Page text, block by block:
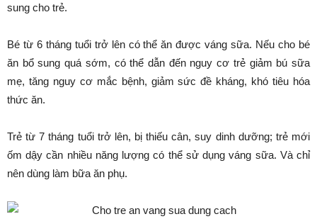
sung cho trẻ.
Bé từ 6 tháng tuổi trở lên có thể ăn được váng sữa. Nếu cho bé
ăn bổ sung quá sớm, có thể dẫn đến nguy cơ trẻ giảm bú sữa
mẹ, tăng nguy cơ mắc bệnh, giảm sức đề kháng, khó tiêu hóa
thức ăn.
Trẻ từ 7 tháng tuổi trở lên, bị thiếu cân, suy dinh dưỡng; trẻ mới
ốm dậy cần nhiều năng lượng có thể sử dụng váng sữa. Và chỉ
nên dùng làm bữa ăn phụ.